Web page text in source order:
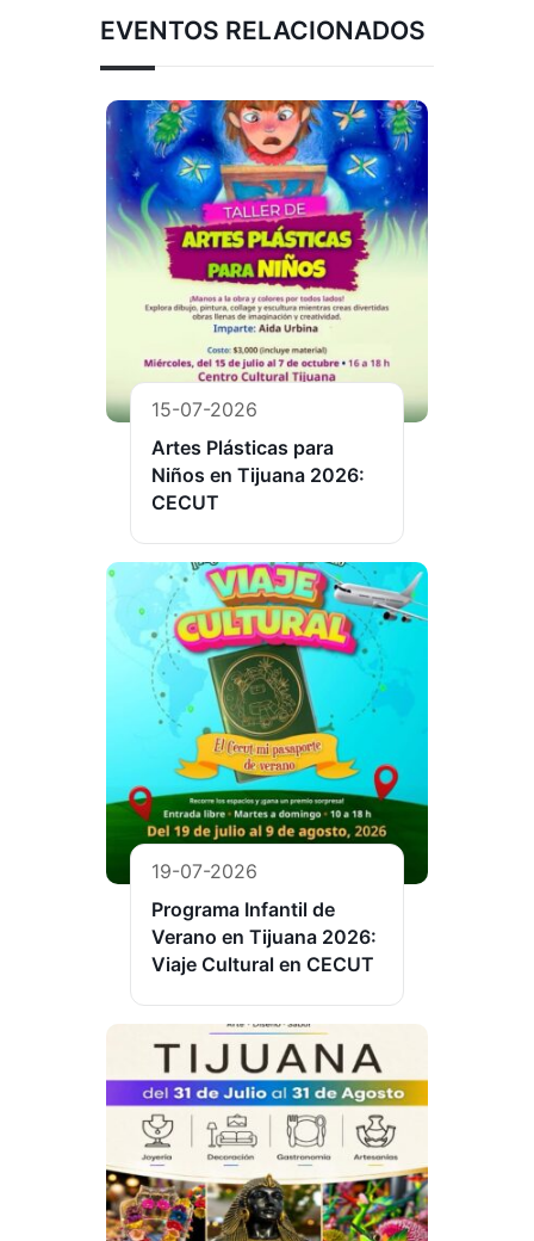
EVENTOS RELACIONADOS
15-07-2026
Artes Plásticas para
Niños en Tijuana 2026:
CECUT
19-07-2026
Programa Infantil de
Verano en Tijuana 2026:
Viaje Cultural en CECUT